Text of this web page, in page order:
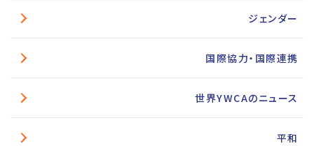
ジェンダー
国際協力・国際連携
世界YWCAのニュース
平和